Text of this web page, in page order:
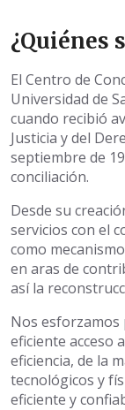
¿Quiénes
El Centro de
Universidad de
cuando recibió
Justicia y del
septiembre de
conciliación.
Desde su
servicios con el
como
en aras de
así la
Nos esforzamos
eficiente acceso
eficiencia, de la
tecnológicos y
eficiente y